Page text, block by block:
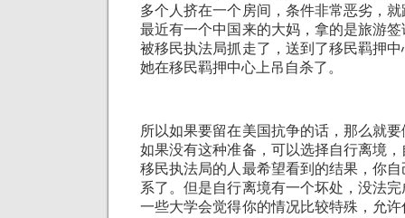
多个人挤在一个房间，条件非常恶劣，
最近有一个中国来的大妈，拿的是旅游
被移民执法局抓走了，送到了移民羁押
她在移民羁押中心上吊自杀了。
所以如果要留在美国抗争的话，那么就
如果没有这种准备，可以选择自行离境
移民执法局的人最希望看到的结果，你
系了。但是自行离境有一个坏处，没法
一些大学会觉得你的情况比较特殊，允